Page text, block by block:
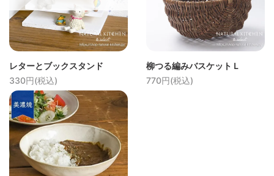
レターとブックスタンド
330円(税込)
柳つる編みバスケットＬ
770円(税込)